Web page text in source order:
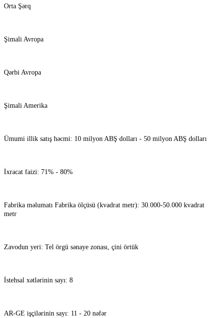
Orta Şərq
Şimali Avropa
Qərbi Avropa
Şimali Amerika
Ümumi illik satış həcmi: 10 milyon ABŞ dolları - 50 milyon ABŞ dolları
İxracat faizi: 71% - 80%
Fabrika məlumatı Fabrika ölçüsü (kvadrat metr): 30.000-50.000 kvadrat
metr
Zavodun yeri: Tel örgü sənaye zonası, çini örtük
İstehsal xətlərinin sayı: 8
AR-GE işçilərinin sayı: 11 - 20 nəfər